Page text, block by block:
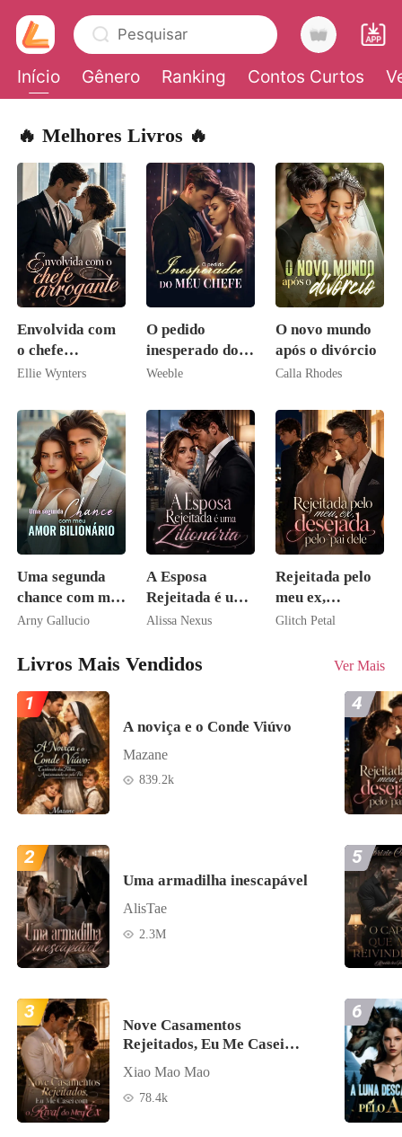
Pesquisar
Início Gênero Ranking Contos Curtos
Loja
Histórico
Sair
Baixar App
🔥 Melhores Livros 🔥
Envolvida com
o chefe
arrogante
Ellie Wynters
O pedido
inesperado do
meu chefe
Weeble
O novo mundo
após o divórcio
Calla Rhodes
Uma segunda
chance com meu
amor bilionário
Arny Gallucio
A Esposa
Rejeitada é uma
Zilionária
Alissa Nexus
Rejeitada pelo
meu ex,
desejada pelo
Glitch Petal
Livros Mais Vendidos Ver Mais
1
A noviça e o Conde Viúvo
Mazane
839.2k
2
Uma armadilha inescapável
AlisTae
2.3M
3
Nove Casamentos
Rejeitados, Eu Me Casei
com o Rival do Meu Ex
Xiao Mao Mao
78.4k
4
5
6